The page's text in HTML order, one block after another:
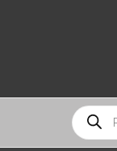
Pesquisar
produtos